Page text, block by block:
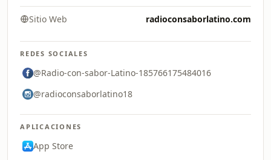
Sitio Web radioconsaborlatino.com
REDES SOCIALES
@Radio-con-sabor-Latino-185766175484016
@radioconsaborlatino18
APLICACIONES
App Store